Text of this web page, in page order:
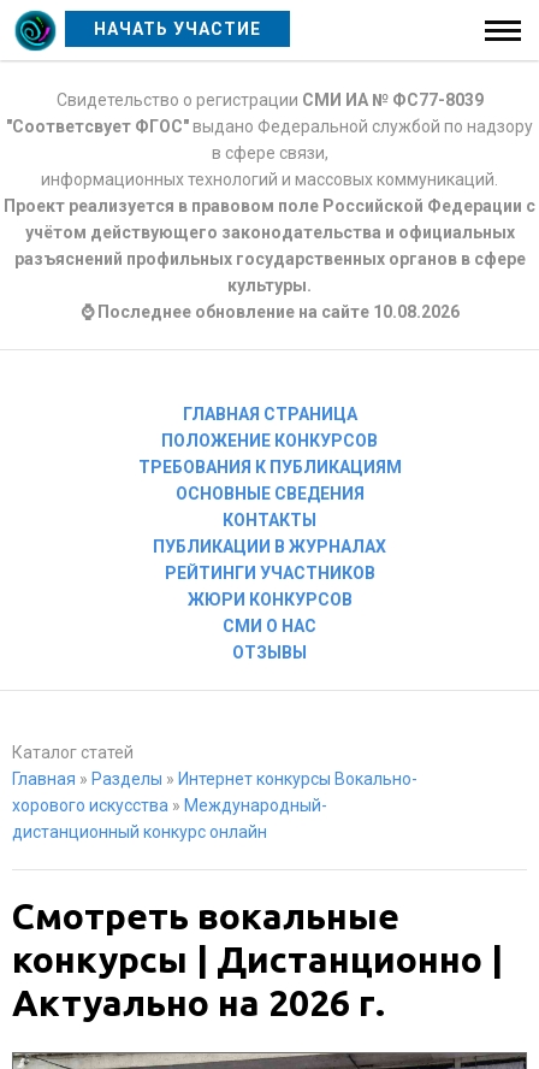
НАЧАТЬ УЧАСТИЕ
Свидетельство о регистрации СМИ ИА № ФС77-8039
"Соответсвует ФГОС"выдано Федеральной службой по надзору
в сфере связи,
информационных технологий и массовых коммуникаций.
Проект реализуется в правовом поле Российской Федерации с
учётом действующего законодательства и официальных
разъяснений профильных государственных органов в сфере
культуры.
⌚ Последнее обновление на сайте 10.08.2026
ГЛАВНАЯ СТРАНИЦА
ПОЛОЖЕНИЕ КОНКУРСОВ
ТРЕБОВАНИЯ К ПУБЛИКАЦИЯМ
ОСНОВНЫЕ СВЕДЕНИЯ
КОНТАКТЫ
ПУБЛИКАЦИИ В ЖУРНАЛАХ
РЕЙТИНГИ УЧАСТНИКОВ
ЖЮРИ КОНКУРСОВ
СМИ О НАС
ОТЗЫВЫ
Каталог статей
Главная » Разделы » Интернет конкурсы Вокально-
хорового искусства » Международный-
дистанционный конкурс онлайн
Смотреть вокальные
конкурсы | Дистанционно |
Актуально на 2026 г.